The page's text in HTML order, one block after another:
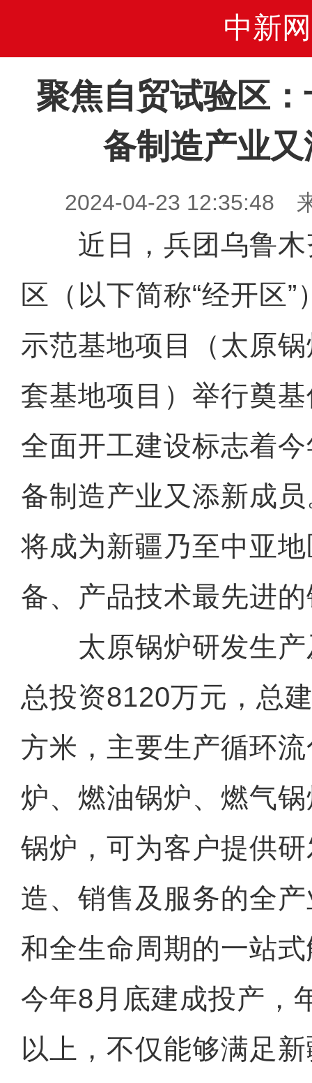
中新网
聚焦自贸试验区
备制造产业
2024-04-23 12:35:48
近日，兵团乌鲁木
区（以下简称“经开区
示范基地项目（太原
套基地项目）举行奠
全面开工建设标志着
备制造产业又添新成
将成为新疆乃至中亚
备、产品技术最先进
太原锅炉研发生产
总投资8120万元，总
方米，主要生产循环
炉、燃油锅炉、燃气
锅炉，可为客户提供
造、销售及服务的全
和全生命周期的一站
今年8月底建成投产，
以上，不仅能够满足